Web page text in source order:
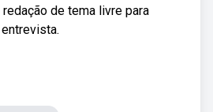
de tema livre para